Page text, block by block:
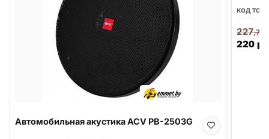
Автомобильная акустика ACV PB-2503G
код
220р.
227,70